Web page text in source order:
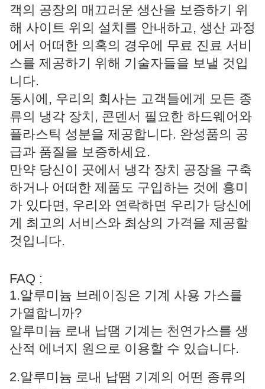
객의 공장의 매끄러운 생산을 보증하기 위
해 사이트 위의 설치를 안내하고, 생산 과정
에서 어떠한 의혹의 경우에 무료 진료 서비
스를 제공하기 위해 기술자들을 보낼 것입
니다.
동시에, 우리의 회사는 고객들에게 모든 종
류의 냉각 장치, 콘덴서 필요한 하드웨어와
플라스틱 성분을 제공합니다. 완성품의 공
급과 품질을 보증하세요.
만약 당신이 곳에서 냉각 장치 공장을 구축
하거나 어떠한 제품도 구입하는 것에 흥미
가 있다면, 우리와 연락하면 우리가 당신에
게 최고의 서비스와 최상의 가격을 제공할
것입니다.
FAQ :
1.알루미늄 브레이징은 기계 사용 가스를
가열합니까?
알루미늄 로내 납땜 기계는 천연가스를 생
산적 에너지 원으로 이용할 수 있습니다.
2.알루미늄 로내 납땜 기계의 어떤 종류의